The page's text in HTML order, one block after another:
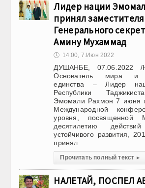
Лидер нации
принял заместителя
Генерального
Амину Мухаммад
🕔 14:00, 7.Июн 2022
ДУШАНБЕ, 07.06.2022 /
Основатель мира и
единства – Лидер
Республики
Эмомали Рахмон 7 июня
Международной
уровня, посвященной
десятилетию
устойчивого развития,
принял
Прочитать полный текст ▸
НАЛЕТАЙ, ПОСПЕЛ